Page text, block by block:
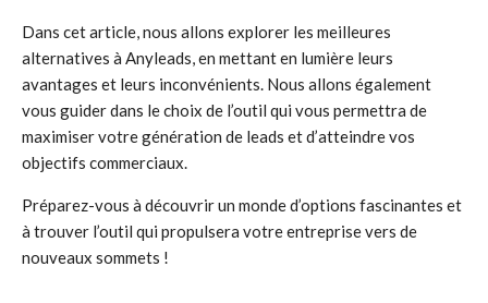
Dans cet article, nous allons explorer les meilleures
alternatives à Anyleads, en mettant en lumière leurs
avantages et leurs inconvénients. Nous allons également
vous guider dans le choix de l’outil qui vous permettra de
maximiser votre génération de leads et d’atteindre vos
objectifs commerciaux.
Préparez-vous à découvrir un monde d’options fascinantes et
à trouver l’outil qui propulsera votre entreprise vers de
nouveaux sommets !